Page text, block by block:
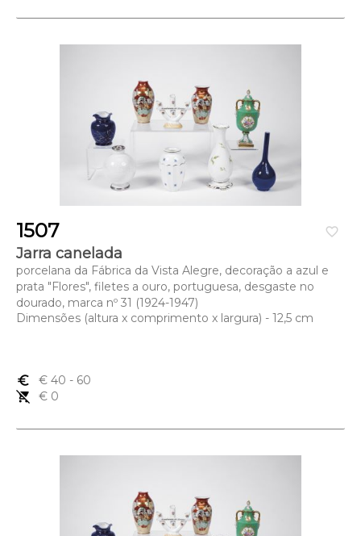
favorite_border
1507
Jarra canelada
porcelana da Fábrica da Vista Alegre, decoração a azul e
prata "Flores", filetes a ouro, portuguesa, desgaste no
dourado, marca nº 31 (1924-1947)
Dimensões (altura x comprimento x largura) - 12,5 cm
euro_symbol € 40 - 60
remove_shopping_cart
€ 0